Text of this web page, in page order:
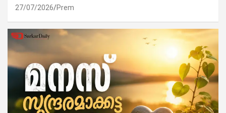
27/07/2026 Prem